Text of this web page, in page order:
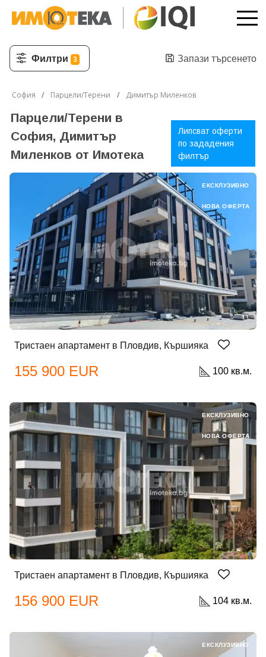
Филтри 3 Запази търсенето
София Парцели/Терени Димитър Миленков
Парцели/Терени в
София, Димитър
Миленков от Имотека
Липсват оферти
по зададения
филтър
Тристаен апартамент в Пловдив, Кършияка
155 900 EUR 100 кв.м.
ЕКСКЛУЗИВНО
НОВА ОФЕРТА
Тристаен апартамент в Пловдив, Кършияка
156 900 EUR 104 кв.м.
ЕКСКЛУЗИВНО
НОВА ОФЕРТА
ЕКСКЛУЗИВНО